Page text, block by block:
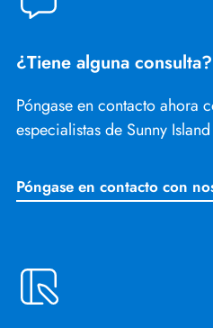
¿Tiene alguna consulta?
Póngase en contacto ahora
especialistas de Sunny
Póngase en contacto con